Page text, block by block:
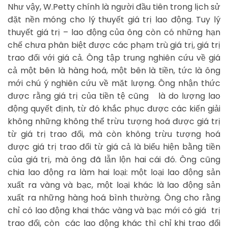
Như vậy, W.Petty chính là người đầu tiên trong lịch sử
đặt nền móng cho lý thuyết giá trị lao động. Tuy lý
thuyết giá trị – lao động của ông còn có những hạn
chế chưa phân biệt được các phạm trù giá trị, giá trị
trao đổi với giá cả. Ông tập trung nghiên cứu về giá
cả một bên là hàng hoá, một bên là tiền, tức là ông
mới chú ý nghiên cứu về mặt lượng. Ông nhận thức
được rằng giá trị của tiền tệ cũng là do lượng lao
động quyết định, từ đó khắc phục được các kiến giải
không những không thể trừu tượng hoá được giá trị
từ giá trị trao đổi, mà còn không trừu tượng hoá
được giá trị trao đổi từ giá cả là biểu hiện bằng tiền
của giá trị, mà ông đã lẫn lộn hai cái đó. Ông cũng
chia lao động ra làm hai loại: một loại lao động sản
xuất ra vàng và bạc, một loại khác là lao động sản
xuất ra những hàng hoá bình thường. Ông cho rằng
chỉ có lao động khai thác vàng và bạc mới có giá trị
trao đổi, còn các lao động khác thì chỉ khi trao đổi